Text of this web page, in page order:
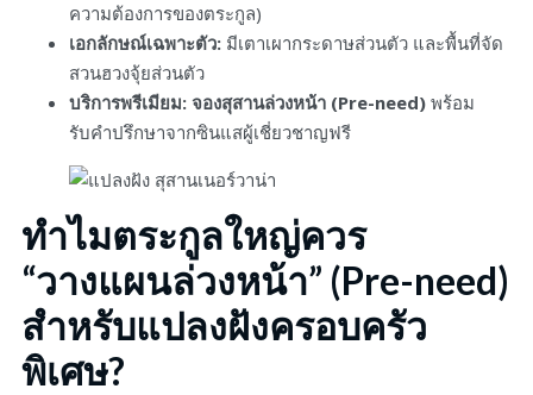
ความต้องการของตระกูล)
เอกลักษณ์เฉพาะตัว: มีเตาเผากระดาษส่วนตัว และพื้นที่จัด
สวนฮวงจุ้ยส่วนตัว
บริการพรีเมียม: จองสุสานล่วงหน้า (Pre-need) พร้อม
รับคำปรึกษาจากซินแสผู้เชี่ยวชาญฟรี
ทำไมตระกูลใหญ่ควร
“วางแผนล่วงหน้า” (Pre-need)
สำหรับแปลงฝังครอบครัว
พิเศษ?